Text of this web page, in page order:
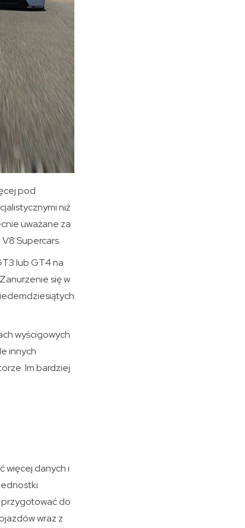
pod
niż
uważane za
Supercars.
lub GT4 na
się w
wyścigowych
innych
Im bardziej
więcej danych i
przygotować do
wraz z